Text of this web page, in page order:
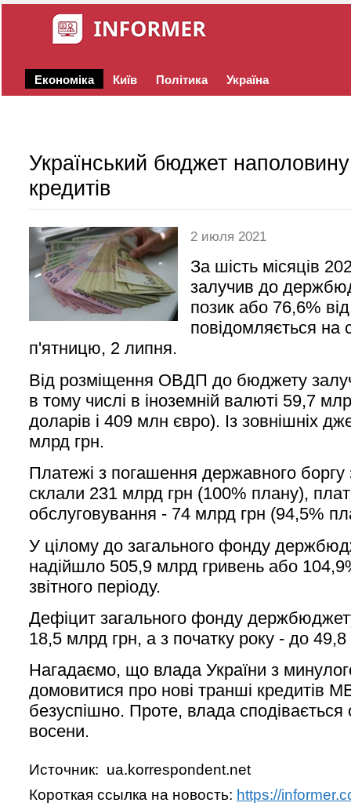
Економіка Київ Політика Україна
Український бюджет наполовину
кредитів
2 июля 2021
За шість місяців
залучив до
позик або 76,6%
повідомляється на
п'ятницю, 2 липня.
Від розміщення ОВДП до бюджету
в тому числі в іноземній валюті 59,7
доларів і 409 млн євро). Із зовнішніх
млрд грн.
Платежі з погашення державного боргу
склали 231 млрд грн (100% плану),
обслуговування - 74 млрд грн (94,5%
У цілому до загального фонду
надійшло 505,9 млрд гривень або
звітного періоду.
Дефіцит загального фонду
18,5 млрд грн, а з початку року - до
Нагадаємо, що влада України з
домовитися про нові транші кредитів
безуспішно. Проте, влада сподівається
восени.
Источник: ua.korrespondent.net
Короткая ссылка на новость: https://